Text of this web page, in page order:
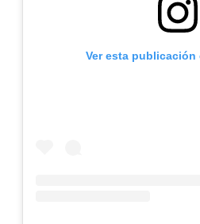
Ver esta publicación